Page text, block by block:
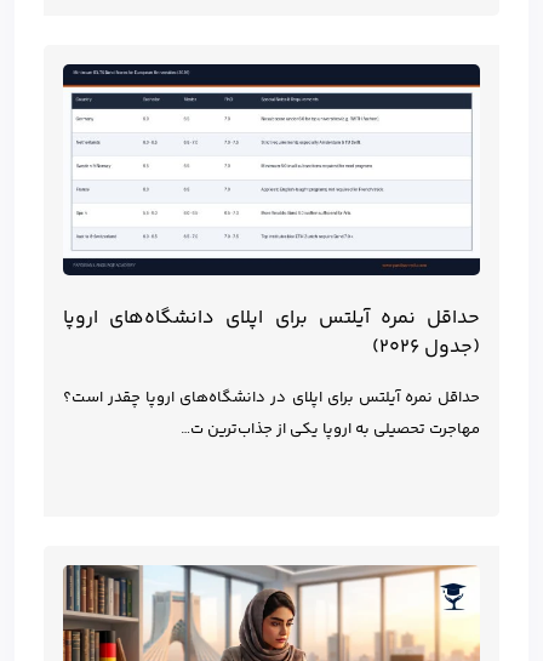
حداقل نمره آیلتس برای اپلای دانشگاه‌های اروپا
(جدول ۲۰۲۶)
حداقل نمره آیلتس برای اپلای در دانشگاه‌های اروپا چقدر است؟
مهاجرت تحصیلی به اروپا یکی از جذاب‌ترین ت…